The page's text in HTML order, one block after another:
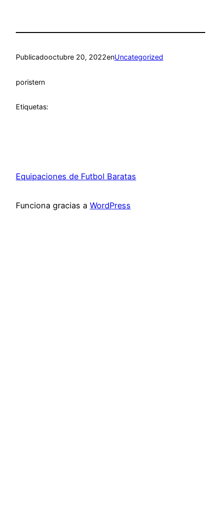
Publicadooctubre 20, 2022enUncategorized
poristern
Etiquetas:
Equipaciones de Futbol Baratas
Funciona gracias a WordPress